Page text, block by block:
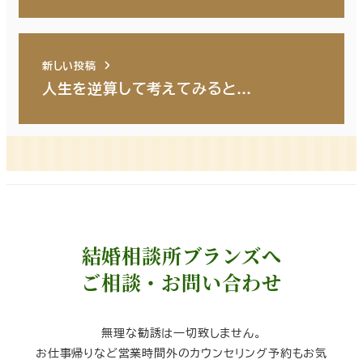
新しい投稿
人生を逆算して考えてみると…
結婚相談所ブランズへ
ご相談・お問い合わせ
無理な勧誘は一切致しません。
お仕事帰りなど営業時間外のカウンセリング予約もお気